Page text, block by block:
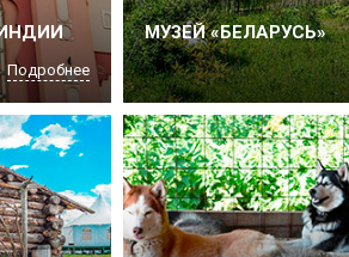
Подробнее
МУЗЕЙ «БЕЛАРУСЬ»